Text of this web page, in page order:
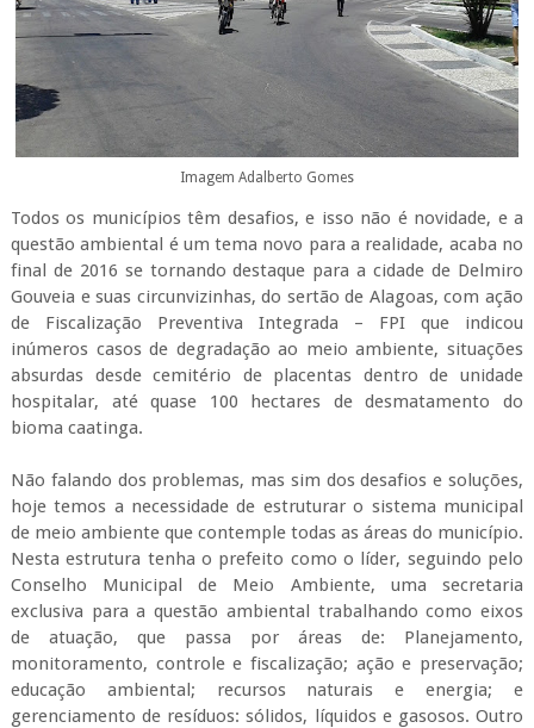
Imagem Adalberto Gomes
Todos os municípios têm desafios, e isso não é novidade, e a
questão ambiental é um tema novo para a realidade, acaba no
final de 2016 se tornando destaque para a cidade de Delmiro
Gouveia e suas circunvizinhas, do sertão de Alagoas, com ação
de Fiscalização Preventiva Integrada – FPI que indicou
inúmeros casos de degradação ao meio ambiente, situações
absurdas desde cemitério de placentas dentro de unidade
hospitalar, até quase 100 hectares de desmatamento do
bioma caatinga.
Não falando dos problemas, mas sim dos desafios e soluções,
hoje temos a necessidade de estruturar o sistema municipal
de meio ambiente que contemple todas as áreas do município.
Nesta estrutura tenha o prefeito como o líder, seguindo pelo
Conselho Municipal de Meio Ambiente, uma secretaria
exclusiva para a questão ambiental trabalhando como eixos
de atuação, que passa por áreas de: Planejamento,
monitoramento, controle e fiscalização; ação e preservação;
educação ambiental; recursos naturais e energia; e
gerenciamento de resíduos: sólidos, líquidos e gasosos. Outro